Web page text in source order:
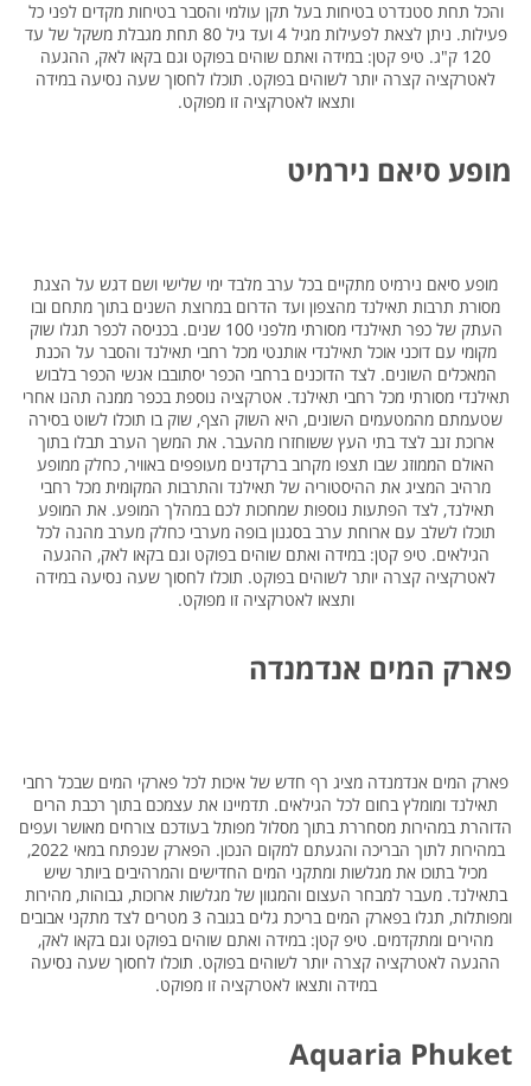
והכל תחת סטנדרט בטיחות בעל תקן עולמי והסבר בטיחות מקדים לפני כל
פעילות. ניתן לצאת לפעילות מגיל 4 ועד גיל 80 תחת מגבלת משקל של עד
120 ק"ג. טיפ קטן: במידה ואתם שוהים בפוקט וגם בקאו לאק, ההגעה
לאטרקציה קצרה יותר לשוהים בפוקט. תוכלו לחסוך שעה נסיעה במידה
ותצאו לאטרקציה זו מפוקט.
מופע סיאם נירמיט
מופע סיאם נירמיט מתקיים בכל ערב מלבד ימי שלישי ושם דגש על הצגת
מסורת תרבות תאילנד מהצפון ועד הדרום במרוצת השנים בתוך מתחם ובו
העתק של כפר תאילנדי מסורתי מלפני 100 שנים. בכניסה לכפר תגלו שוק
מקומי עם דוכני אוכל תאילנדי אותנטי מכל רחבי תאילנד והסבר על הכנת
המאכלים השונים. לצד הדוכנים ברחבי הכפר יסתובבו אנשי הכפר בלבוש
תאילנדי מסורתי מכל רחבי תאילנד. אטרקציה נוספת בכפר ממנה תהנו אחרי
שטעמתם מהמטעמים השונים, היא השוק הצף, שוק בו תוכלו לשוט בסירה
ארוכת זנב לצד בתי העץ ששוחזרו מהעבר. את המשך הערב תבלו בתוך
האולם הממוזג שבו תצפו מקרוב ברקדנים מעופפים באוויר, כחלק ממופע
מרהיב המציג את ההיסטוריה של תאילנד והתרבות המקומית מכל רחבי
תאילנד, לצד הפתעות נוספות שמחכות לכם במהלך המופע. את המופע
תוכלו לשלב עם ארוחת ערב בסגנון בופה מערבי כחלק מערב מהנה לכל
הגילאים. טיפ קטן: במידה ואתם שוהים בפוקט וגם בקאו לאק, ההגעה
לאטרקציה קצרה יותר לשוהים בפוקט. תוכלו לחסוך שעה נסיעה במידה
ותצאו לאטרקציה זו מפוקט.
פארק המים אנדמנדה
פארק המים אנדמנדה מציג רף חדש של איכות לכל פארקי המים שבכל רחבי
תאילנד ומומלץ בחום לכל הגילאים. תדמיינו את עצמכם בתוך רכבת הרים
הדוהרת במהירות מסחררת בתוך מסלול מפותל בעודכם צורחים מאושר ועפים
במהירות לתוך הבריכה והגעתם למקום הנכון. הפארק שנפתח במאי 2022,
מכיל בתוכו את מגלשות ומתקני המים החדישים והמרהיבים ביותר שיש
בתאילנד. מעבר למבחר העצום והמגוון של מגלשות ארוכות, גבוהות, מהירות
ומפותלות, תגלו בפארק המים בריכת גלים בגובה 3 מטרים לצד מתקני אבובים
מהירים ומתקדמים. טיפ קטן: במידה ואתם שוהים בפוקט וגם בקאו לאק,
ההגעה לאטרקציה קצרה יותר לשוהים בפוקט. תוכלו לחסוך שעה נסיעה
במידה ותצאו לאטרקציה זו מפוקט.
Aquaria Phuket